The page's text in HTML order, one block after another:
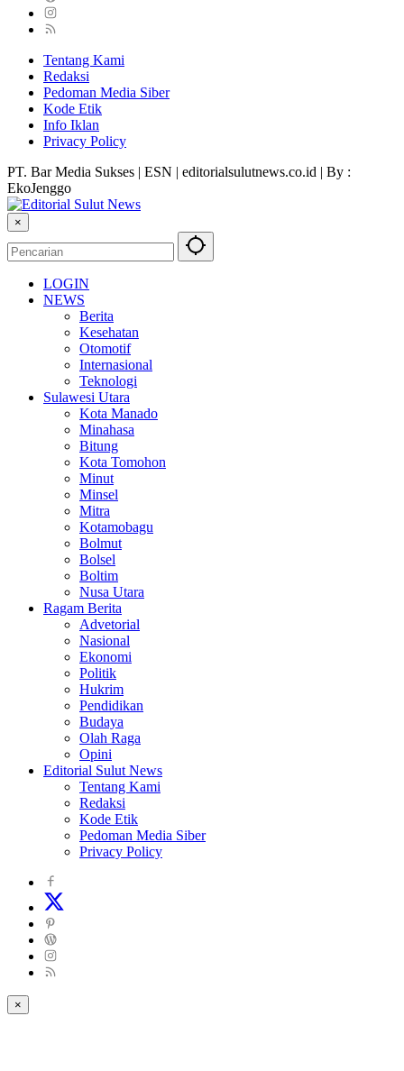
Tentang Kami
Redaksi
Pedoman Media Siber
Kode Etik
Info Iklan
Privacy Policy
PT. Bar Media Sukses | ESN | editorialsulutnews.co.id | By :
EkoJenggo
×
LOGIN
NEWS
Berita
Kesehatan
Otomotif
Internasional
Teknologi
Sulawesi Utara
Kota Manado
Minahasa
Bitung
Kota Tomohon
Minut
Minsel
Mitra
Kotamobagu
Bolmut
Bolsel
Boltim
Nusa Utara
Ragam Berita
Advetorial
Nasional
Ekonomi
Politik
Hukrim
Pendidikan
Budaya
Olah Raga
Opini
Editorial Sulut News
Tentang Kami
Redaksi
Kode Etik
Pedoman Media Siber
Privacy Policy
×